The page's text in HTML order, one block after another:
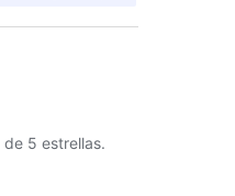
de 5 estrellas.